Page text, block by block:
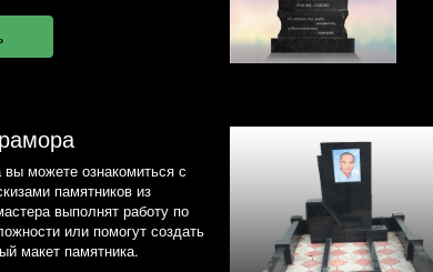
можете ознакомиться с
памятников из
выполнят работу по
или помогут создать
макет памятника.